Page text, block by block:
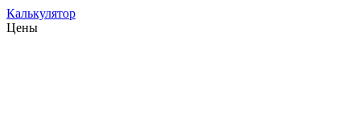
Калькулятор
Цены